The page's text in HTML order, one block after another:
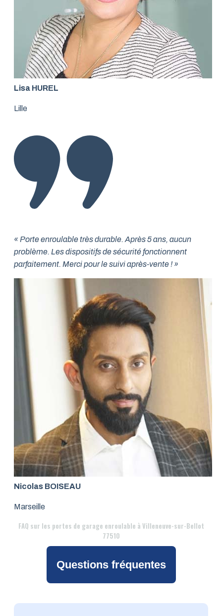
Lisa HUREL
Lille
« Porte enroulable très durable. Après 5 ans, aucun
problème. Les dispositifs de sécurité fonctionnent
parfaitement. Merci pour le suivi après-vente ! »
Nicolas BOISEAU
Marseille
FAQ sur les portes de garage enroulable à Villeneuve-sur-Bellot
77510
Questions fréquentes